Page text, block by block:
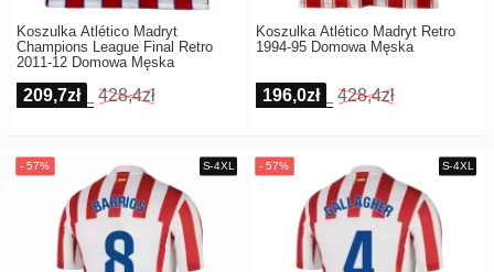
Koszulka Atlético Madryt
Champions League Final Retro
2011-12 Domowa Męska
209,7zł 428,4zł
Koszulka Atlético Madryt Retro
1994-95 Domowa Męska
196,0zł 428,4zł